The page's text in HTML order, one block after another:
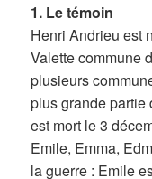
1. Le témoin
Henri Andrieu est
Valette commune
plusieurs
plus grande partie
est mort le 3
Emile, Emma,
la guerre : Emile